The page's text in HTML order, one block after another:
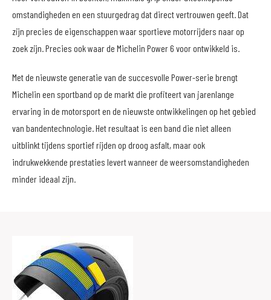
omstandigheden en een stuurgedrag dat direct vertrouwen geeft. Dat
zijn precies de eigenschappen waar sportieve motorrijders naar op
zoek zijn. Precies ook waar de Michelin Power 6 voor ontwikkeld is.
Met de nieuwste generatie van de succesvolle Power-serie brengt
Michelin een sportband op de markt die profiteert van jarenlange
ervaring in de motorsport en de nieuwste ontwikkelingen op het gebied
van bandentechnologie. Het resultaat is een band die niet alleen
uitblinkt tijdens sportief rijden op droog asfalt, maar ook
indrukwekkende prestaties levert wanneer de weersomstandigheden
minder ideaal zijn.